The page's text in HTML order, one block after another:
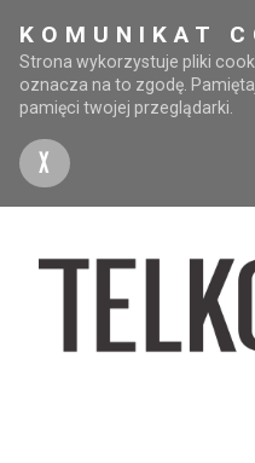
KOMUNIKAT
Strona wykorzystuje pliki
oznacza na to zgodę.
pamięci twojej przeglądarki.
X